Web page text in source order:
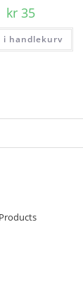
kr35
i handlekurv